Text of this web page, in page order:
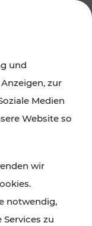
und
zur
Medien
Website so
wir
notwendig,
zu